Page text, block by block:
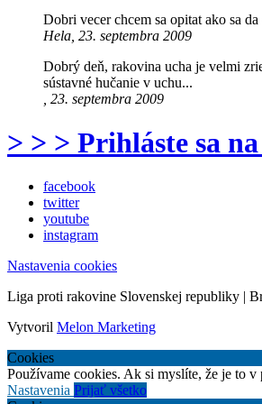
Dobri vecer chcem sa opitat ako sa
Hela, 23. septembra 2009
Dobrý deň, rakovina ucha je velmi
sústavné hučanie v uchu...
, 23. septembra 2009
> > > Prihláste sa
facebook
twitter
youtube
instagram
Nastavenia cookies
Liga proti rakovine Slovenskej republiky |
Vytvoril Melon Marketing
Cookies
Používame cookies. Ak si myslíte, že je to
Nastavenia Prijať všetko